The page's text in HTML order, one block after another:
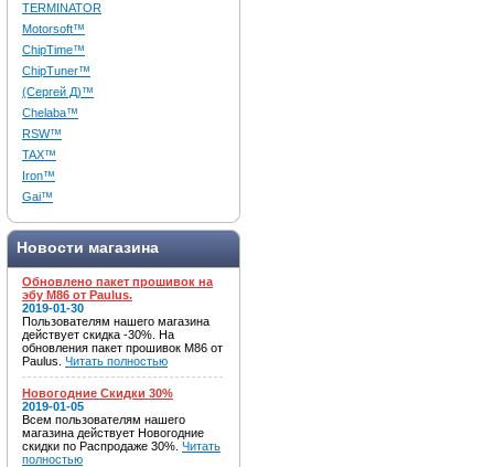
TERMINATOR
Motorsoft™
ChipTime™
ChipTuner™
(Сергей Д)™
Chelaba™
RSW™
TAX™
Iron™
Gai™
Новости магазина
Обновлено пакет прошивок на
эбу M86 от Paulus.
2019-01-30
Пользователям нашего магазина
действует скидка -30%. На
обновления пакет прошивок M86 от
Paulus. Читать полностью
Новогодние Скидки 30%
2019-01-05
Всем пользователям нашего
магазина действует Новогодние
скидки по Распродаже 30%. Читать
полностью